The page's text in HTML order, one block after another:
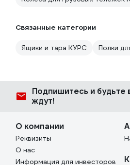
Связанные категории
Ящики и тара КУРС Полки
Подпишитесь и будьте
ждут!
О компании
Реквизиты
О нас
Информация для инвесторов